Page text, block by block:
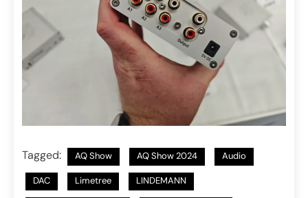
Tagged: AQ Show AQ Show 2024 Audio
DAC Limetree LINDEMANN